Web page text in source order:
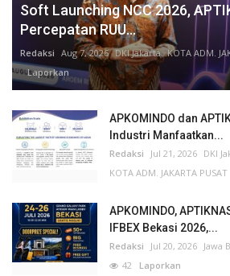
Soft Launching NCC 2026,
Percepatan RUU...
Redaksi Aug 7, 2026 DKI Jakarta KOTA ADM.
Laporkan
APKOMINDO dan
Industri Manfaatkan...
Redaksi Jul 21, 2026 DKI
KOTA ADM. JAKARTA PUSAT
APKOMINDO,
IFBEX Bekasi 2026,...
Redaksi Jul 20, 2026 Jawa
42 Laporkan